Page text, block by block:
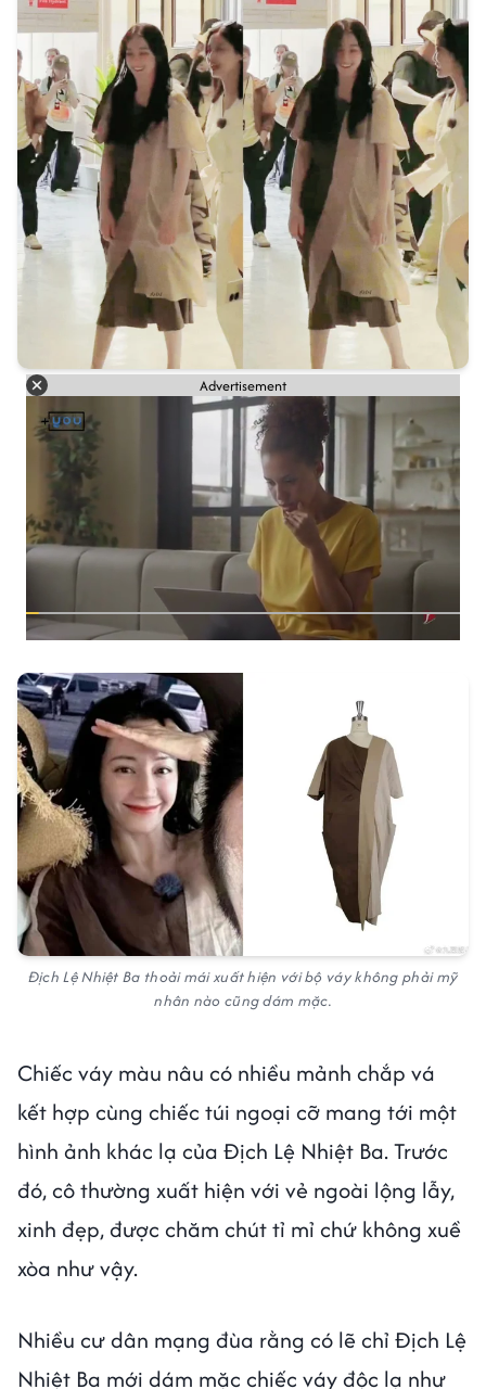
Advertisement
Địch Lệ Nhiệt Ba thoải mái xuất hiện với bộ váy không phải mỹ
nhân nào cũng dám mặc.
Chiếc váy màu nâu có nhiều mảnh chắp vá
kết hợp cùng chiếc túi ngoại cỡ mang tới một
hình ảnh khác lạ của Địch Lệ Nhiệt Ba. Trước
đó, cô thường xuất hiện với vẻ ngoài lộng lẫy,
xinh đẹp, được chăm chút tỉ mỉ chứ không xuề
xòa như vậy.
Nhiều cư dân mạng đùa rằng có lẽ chỉ Địch Lệ
Nhiệt Ba mới dám mặc chiếc váy độc lạ như